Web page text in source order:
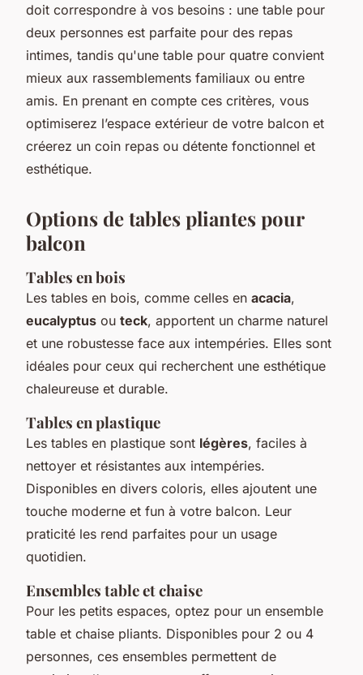
doit correspondre à vos besoins : une table pour
deux personnes est parfaite pour des repas
intimes, tandis qu'une table pour quatre convient
mieux aux rassemblements familiaux ou entre
amis. En prenant en compte ces critères, vous
optimiserez l’espace extérieur de votre balcon et
créerez un coin repas ou détente fonctionnel et
esthétique.
Options de tables pliantes pour
balcon
Tables en bois
Les tables en bois, comme celles en acacia,
eucalyptus ou teck, apportent un charme naturel
et une robustesse face aux intempéries. Elles sont
idéales pour ceux qui recherchent une esthétique
chaleureuse et durable.
Tables en plastique
Les tables en plastique sont légères, faciles à
nettoyer et résistantes aux intempéries.
Disponibles en divers coloris, elles ajoutent une
touche moderne et fun à votre balcon. Leur
praticité les rend parfaites pour un usage
quotidien.
Ensembles table et chaise
Pour les petits espaces, optez pour un ensemble
table et chaise pliants. Disponibles pour 2 ou 4
personnes, ces ensembles permettent de